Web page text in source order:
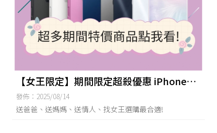
【女王限定】期間限定超殺優惠 iPhone、
三星、OPPO..等機款下殺中 | 台南買手機,
台南手機買賣,台南手機免卡分期,台南空機
發佈：2025/08/14
送爸爸、送媽媽、送情人、找女王選購最合適!